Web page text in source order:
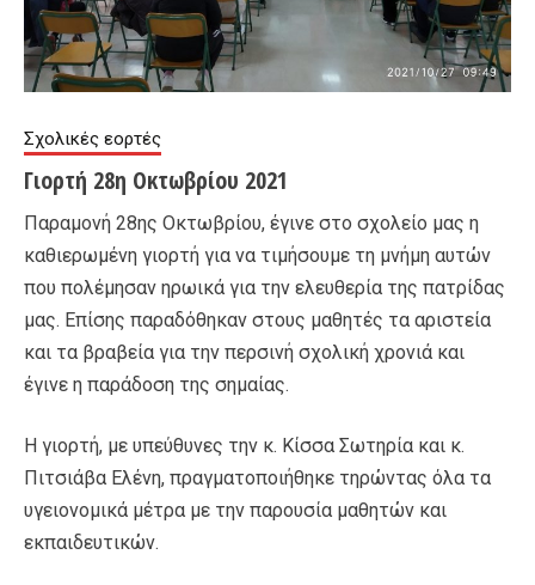
Σχολικές εορτές
Γιορτή 28η Οκτωβρίου 2021
Παραμονή 28ης Οκτωβρίου, έγινε στο σχολείο μας η
καθιερωμένη γιορτή για να τιμήσουμε τη μνήμη αυτών
που πολέμησαν ηρωικά για την ελευθερία της πατρίδας
μας. Επίσης παραδόθηκαν στους μαθητές τα αριστεία
και τα βραβεία για την περσινή σχολική χρονιά και
έγινε η παράδοση της σημαίας.
Η γιορτή, με υπεύθυνες την κ. Κίσσα Σωτηρία και κ.
Πιτσιάβα Ελένη, πραγματοποιήθηκε τηρώντας όλα τα
υγειονομικά μέτρα με την παρουσία μαθητών και
εκπαιδευτικών.